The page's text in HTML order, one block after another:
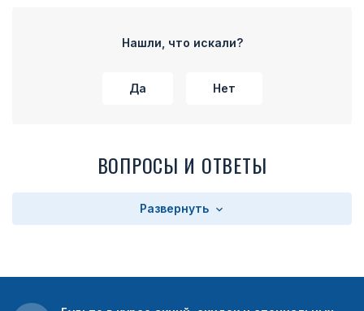
Нашли, что искали?
Да Нет
ВОПРОСЫ И ОТВЕТЫ
Развернуть